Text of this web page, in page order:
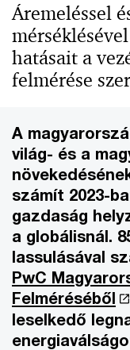
Áremeléssel
hatásait a
felmérése
A
világ- és a
számít 2023-
gazdaság
a globálisnál.
lassulásával
PwC
Felméréséből
leselkedő